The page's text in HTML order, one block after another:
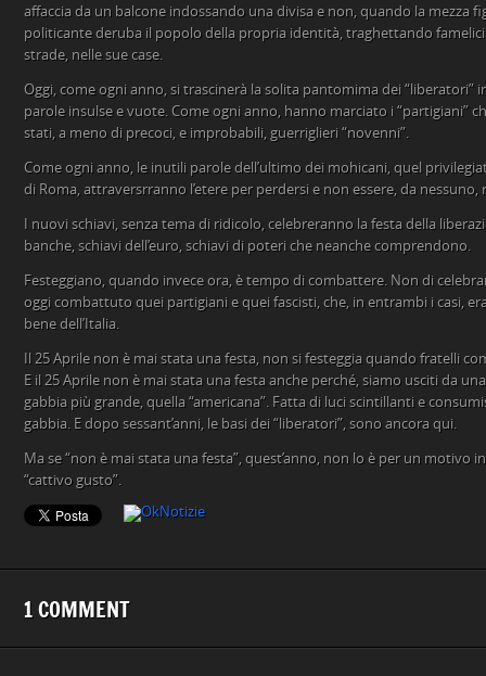
affaccia da un balcone indossando una divisa e non, quando la mezza
politicante deruba il popolo della propria identità, traghettando
strade, nelle sue case.
Oggi, come ogni anno, si trascinerà la solita pantomima dei
parole insulse e vuote. Come ogni anno, hanno marciato i “partigiani”
stati, a meno di precoci, e improbabili, guerriglieri “novenni”.
Come ogni anno, le inutili parole dell’ultimo dei mohicani, quel
di Roma, attraversrranno l’etere per perdersi e non essere, da nessuno,
I nuovi schiavi, senza tema di ridicolo, celebreranno la festa della
banche, schiavi dell’euro, schiavi di poteri che neanche comprendono.
Festeggiano, quando invece ora, è tempo di combattere. Non di
oggi combattuto quei partigiani e quei fascisti, che, in entrambi i casi,
bene dell’Italia.
Il 25 Aprile non è mai stata una festa, non si festeggia quando fratelli
E il 25 Aprile non è mai stata una festa anche perché, siamo usciti da
gabbia più grande, quella “americana”. Fatta di luci scintillanti e
gabbia. E dopo sessant’anni, le basi dei “liberatori”, sono ancora qui.
Ma se “non è mai stata una festa”, quest’anno, non lo è per un motivo
“cattivo gusto”.
1 COMMENT